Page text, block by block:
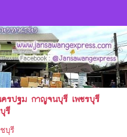
รปฐม กาญจนบุรี เพชรบุรี
รี
บุรี